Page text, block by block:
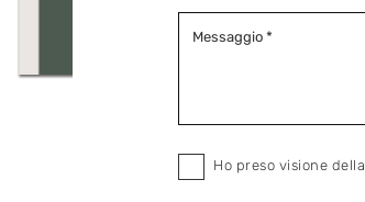
Ho preso visione della